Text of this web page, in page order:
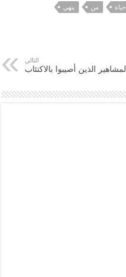
حياة من ينهي
التالي
المشاهير الذين أصيبوا بالاكتئاب